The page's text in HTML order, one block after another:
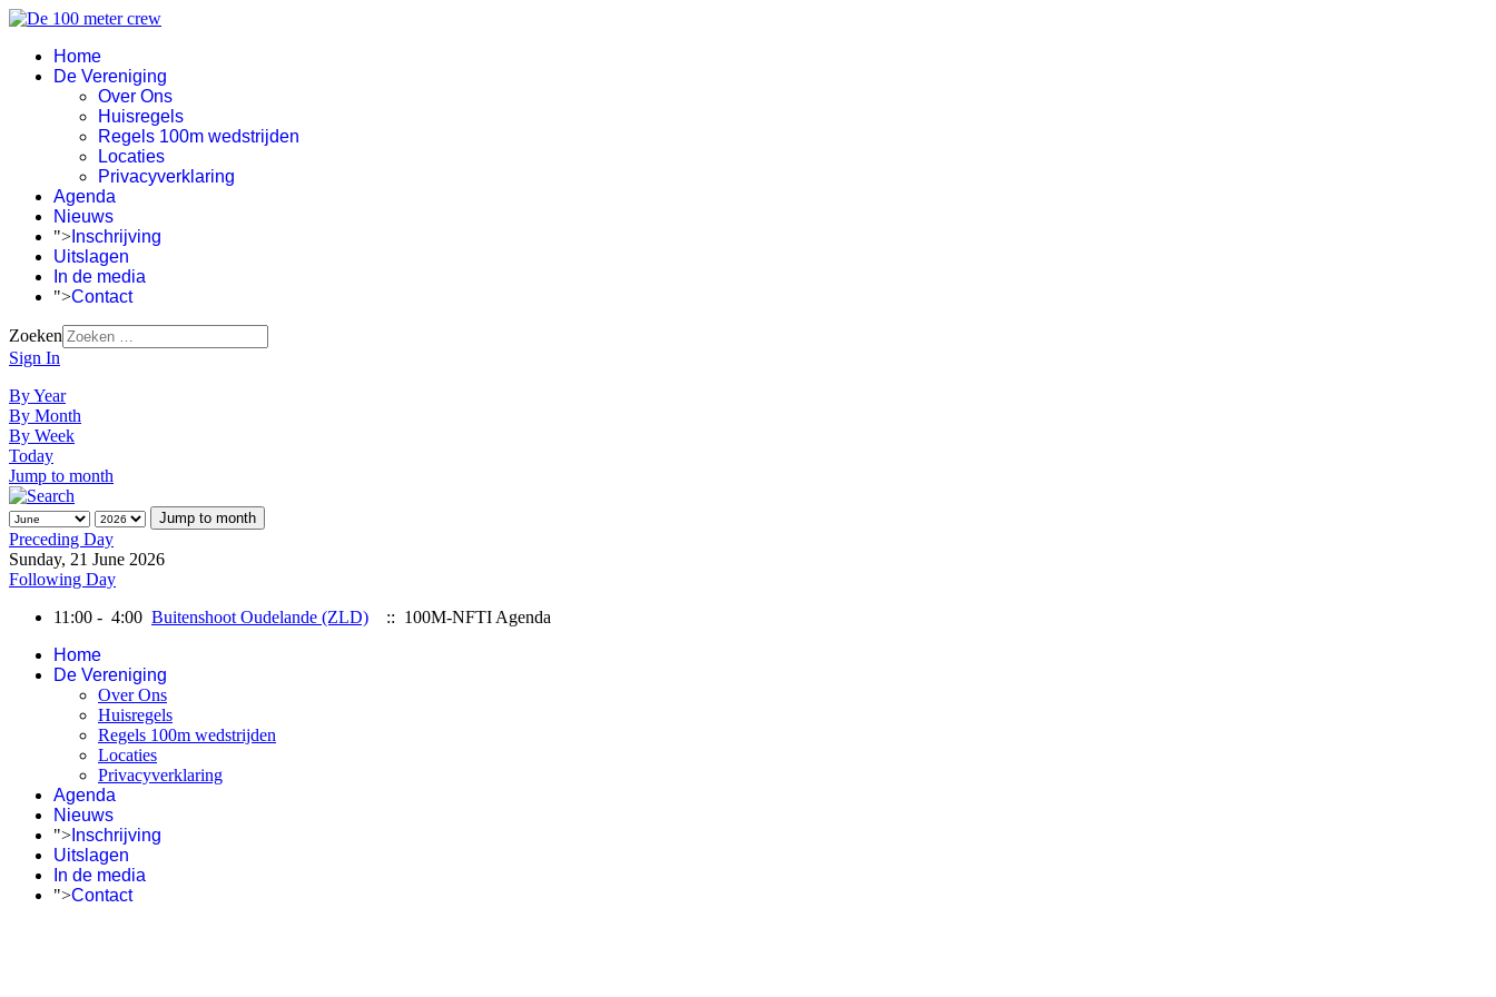
Home
De Vereniging
Over Ons
Huisregels
Regels 100m wedstrijden
Locaties
Privacyverklaring
Agenda
Nieuws
"> Inschrijving
Uitslagen
In de media
">Contact
Zoeken
Sign In
By Year
By Month
By Week
Today
Jump to month
Jump to month
Preceding Day
Sunday, 21 June 2026
Following Day
11:00 - 4:00 Buitenshoot Oudelande (ZLD)
:: 100M-NFTI Agenda
Home
De Vereniging
Over Ons
Huisregels
Regels 100m wedstrijden
Locaties
Privacyverklaring
Agenda
Nieuws
"> Inschrijving
Uitslagen
In de media
">Contact